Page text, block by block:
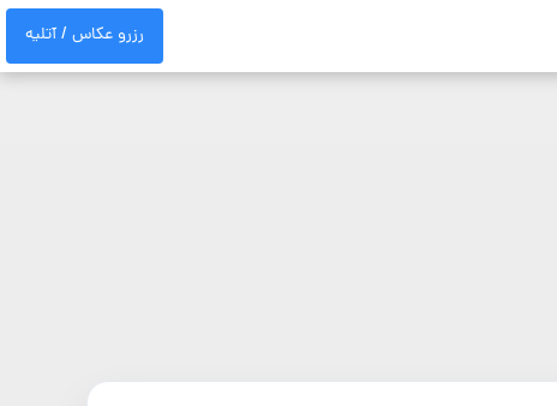
رزرو عکاس / آتلیه